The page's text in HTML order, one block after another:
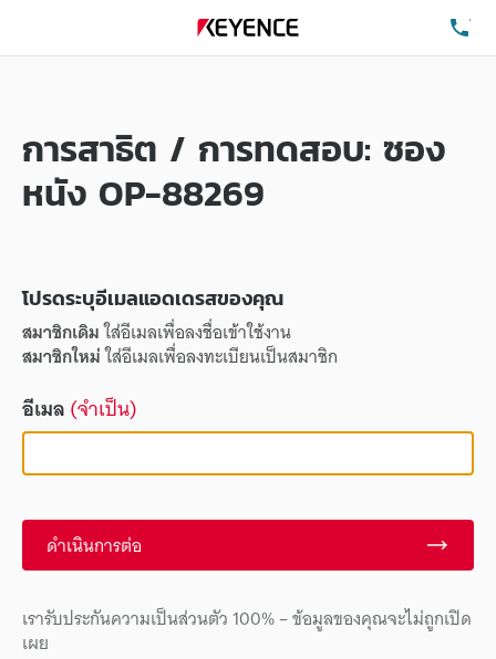
การสาธิต / การทดสอบ: ซอง
หนัง OP-88269
โปรดระบุอีเมลแอดเดรสของคุณ
สมาชิกเดิมใส่อีเมลเพื่อลงชื่อเข้าใช้งาน
สมาชิกใหม่ใส่อีเมลเพื่อลงทะเบียนเป็นสมาชิก
อีเมล(จำเป็น)
ดำเนินการต่อ
เรารับประกันความเป็นส่วนตัว 100% – ข้อมูลของคุณจะไม่ถูกเปิด
เผย